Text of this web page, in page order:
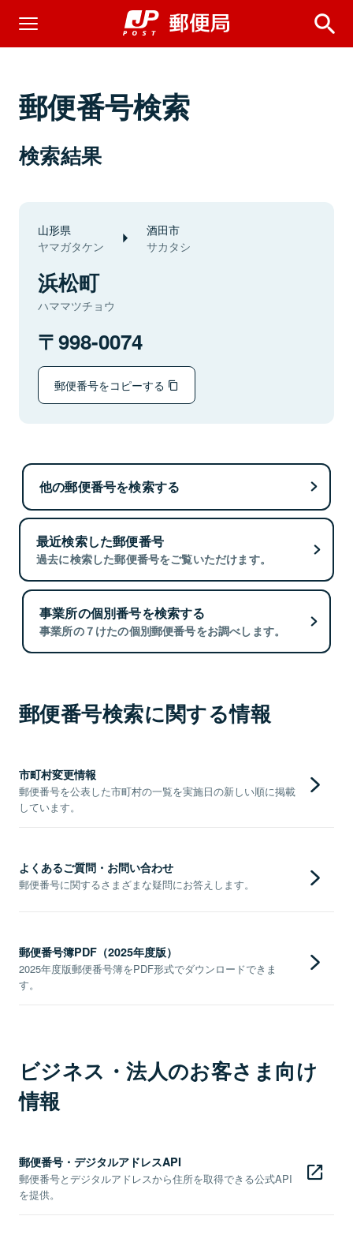
郵便番号検索
検索結果
山形県
ヤマガタケン
酒田市
サカタシ
浜松町
ハママツチョウ
998-0074
郵便番号をコピーする
他の郵便番号を検索する
最近検索した郵便番号
過去に検索した郵便番号をご覧いただけます。
事業所の個別番号を検索する
事業所の７けたの個別郵便番号をお調べします。
郵便番号検索に関する情報
市町村変更情報
郵便番号を公表した市町村の一覧を実施日の新しい順に掲載
しています。
よくあるご質問・お問い合わせ
郵便番号に関するさまざまな疑問にお答えします。
郵便番号簿PDF（2025年度版）
2025年度版郵便番号簿をPDF形式でダウンロードできま
す。
ビジネス・法人のお客さま向け
情報
郵便番号・デジタルアドレスAPI
郵便番号とデジタルアドレスから住所を取得できる公式API
を提供。